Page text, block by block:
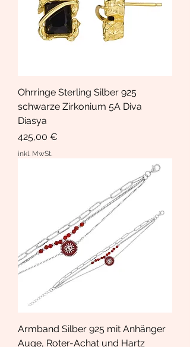
Ohrringe Sterling Silber 925
schwarze Zirkonium 5A Diva
Diasya
Preis
425,00 €
inkl. MwSt.
Armband Silber 925 mit Anhänger
Auge, Roter-Achat und Hartz